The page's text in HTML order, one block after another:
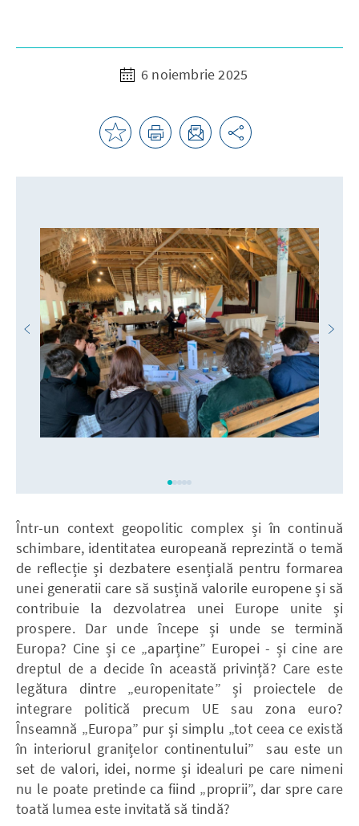
6 noiembrie 2025
Într-un context geopolitic complex și în continuă
schimbare, identitatea europeană reprezintă o temă
de reflecție și dezbatere esențială pentru formarea
unei generatii care să susțină valorile europene și să
contribuie la dezvolatrea unei Europe unite și
prospere. Dar unde începe și unde se termină
Europa? Cine și ce „aparține” Europei - și cine are
dreptul de a decide în această privință? Care este
legătura dintre „europenitate” și proiectele de
integrare politică precum UE sau zona euro?
Înseamnă „Europa” pur și simplu „tot ceea ce există
în interiorul granițelor continentului” sau este un
set de valori, idei, norme și idealuri pe care nimeni
nu le poate pretinde ca fiind „proprii”, dar spre care
toată lumea este invitată să tindă?